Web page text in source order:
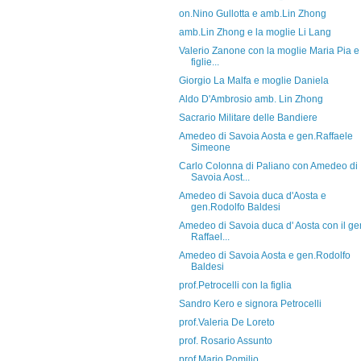
on.Nino Gullotta e amb.Lin Zhong
amb.Lin Zhong e la moglie Li Lang
Valerio Zanone con la moglie Maria Pia e
figlie...
Giorgio La Malfa e moglie Daniela
Aldo D'Ambrosio amb. Lin Zhong
Sacrario Militare delle Bandiere
Amedeo di Savoia Aosta e gen.Raffaele
Simeone
Carlo Colonna di Paliano con Amedeo di
Savoia Aost...
Amedeo di Savoia duca d'Aosta e
gen.Rodolfo Baldesi
Amedeo di Savoia duca d' Aosta con il
Raffael...
Amedeo di Savoia Aosta e gen.Rodolfo
Baldesi
prof.Petrocelli con la figlia
Sandro Kero e signora Petrocelli
prof.Valeria De Loreto
prof. Rosario Assunto